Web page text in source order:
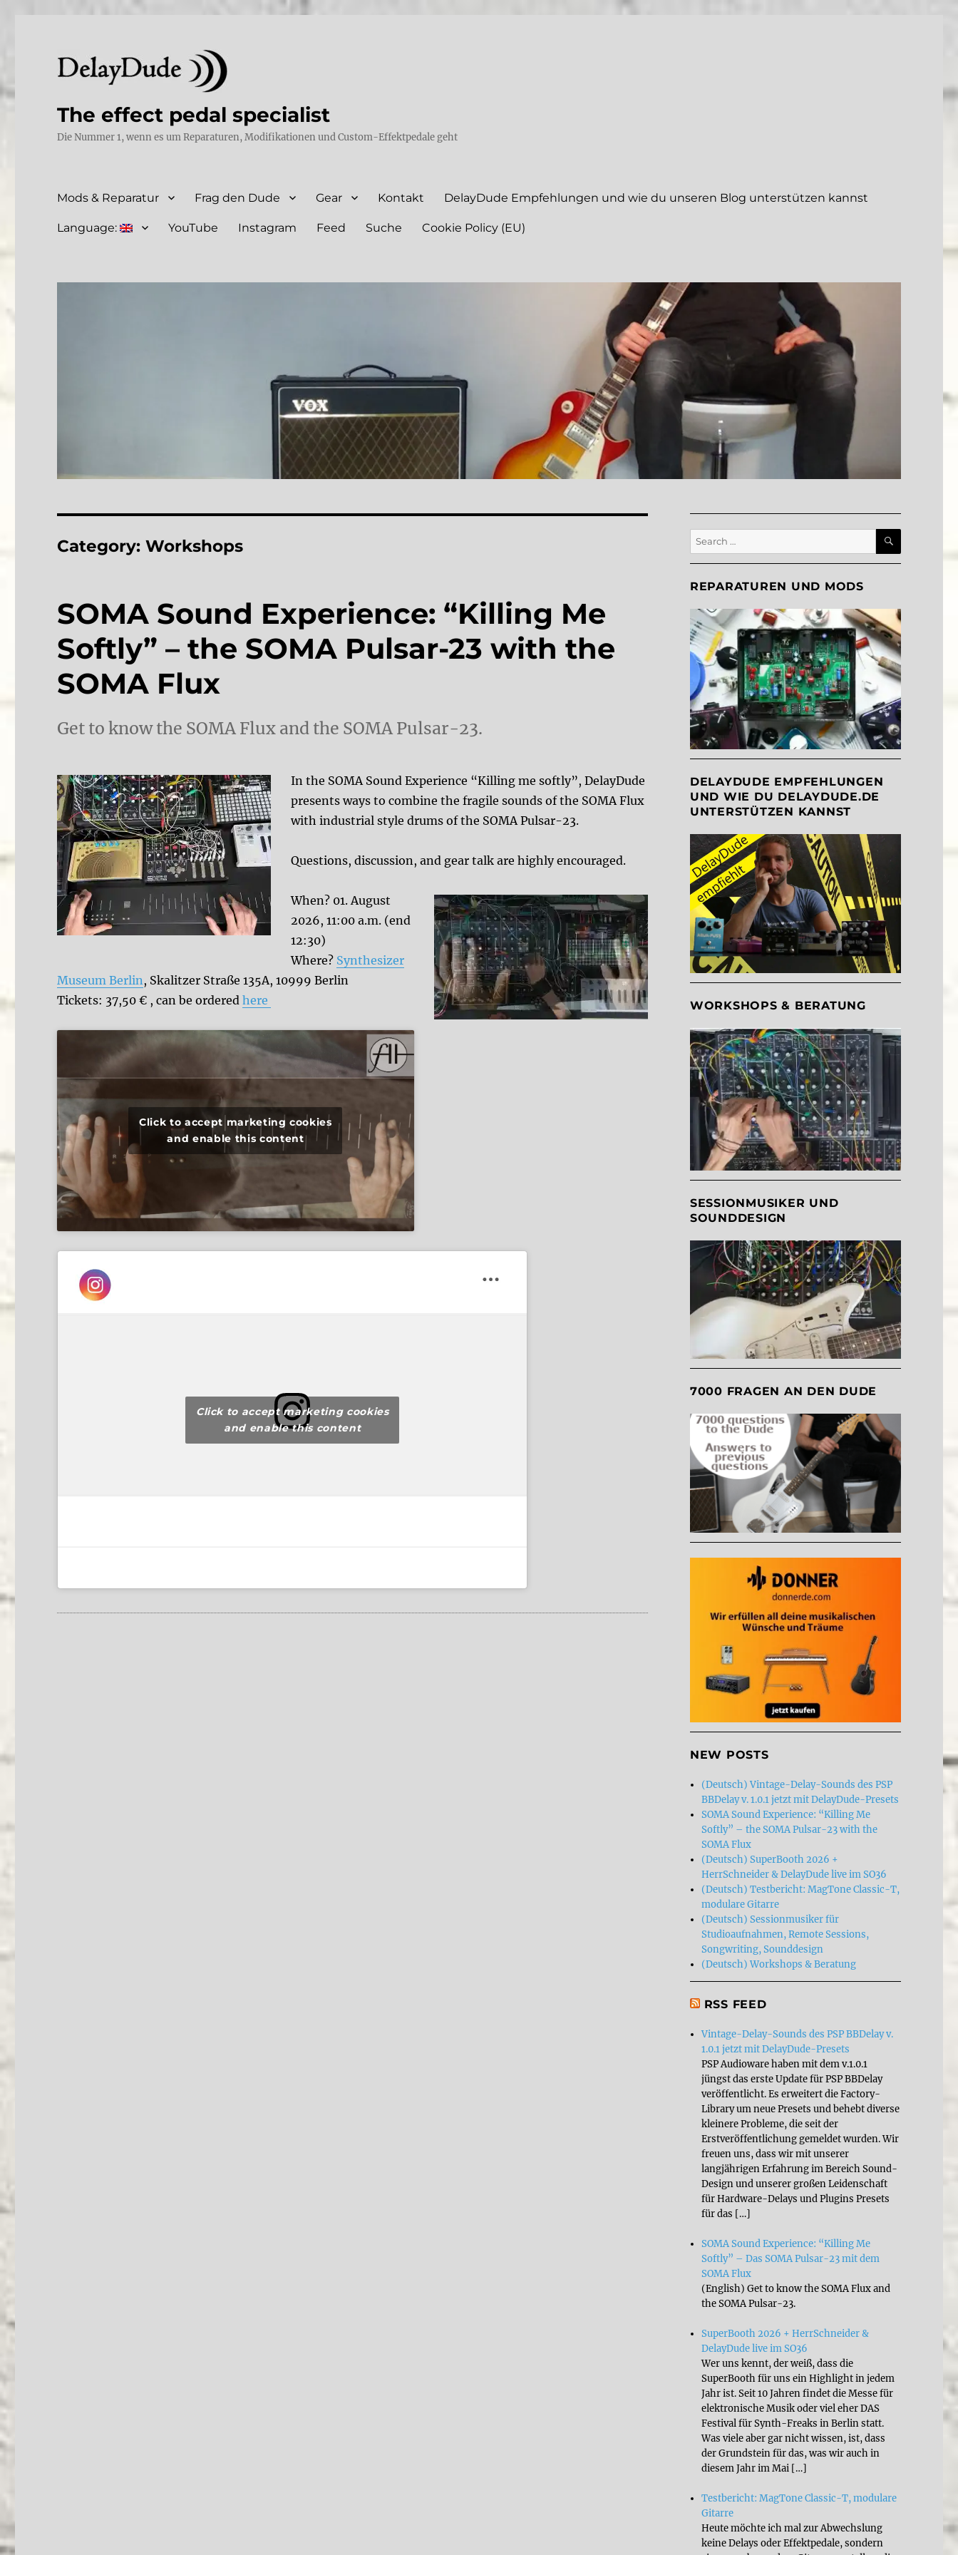
The effect pedal specialist
Die Nummer 1, wenn es um Reparaturen, Modifikationen und Custom-Effektpedale geht
Mods & Reparatur Frag den Dude Gear Kontakt DelayDude Empfehlungen und wie du unseren Blog unterstützen kannst
Language: YouTube Instagram Feed Suche Cookie Policy (EU)
Category:Workshops
SOMA Sound Experience: “Killing Me
Softly” – the SOMA Pulsar-23 with the
SOMA Flux
Get to know the SOMA Flux and the SOMA Pulsar-23.
In the SOMA Sound Experience “Killing me softly”, DelayDude
presents ways to combine the fragile sounds of the SOMA Flux
with industrial style drums of the SOMA Pulsar-23.
Questions, discussion, and gear talk are highly encouraged.
When? 01. August
2026, 11:00 a.m. (end
12:30)
Where? Synthesizer
Museum Berlin, Skalitzer Straße 135A, 10999 Berlin
Tickets: 37,50 € , can be orderedhere
Click to accept marketing cookies
and enable this content
Click to accept marketing cookies
and enable this content
Search
for:
SEARCH
REPARATUREN UND MODS
DELAYDUDE EMPFEHLUNGEN
UND WIE DU DELAYDUDE.DE
UNTERSTÜTZEN KANNST
WORKSHOPS & BERATUNG
SESSIONMUSIKER UND
SOUNDDESIGN
7000 FRAGEN AN DEN DUDE
NEW POSTS
(Deutsch) Vintage-Delay-Sounds des PSP
BBDelay v. 1.0.1 jetzt mit DelayDude-Presets
SOMA Sound Experience: “Killing Me
Softly” – the SOMA Pulsar-23 with the
SOMA Flux
(Deutsch) SuperBooth 2026 +
HerrSchneider & DelayDude live im SO36
(Deutsch) Testbericht: MagTone Classic-T,
modulare Gitarre
(Deutsch) Sessionmusiker für
Studioaufnahmen, Remote Sessions,
Songwriting, Sounddesign
(Deutsch) Workshops & Beratung
RSS FEED
Vintage-Delay-Sounds des PSP BBDelay v.
1.0.1 jetzt mit DelayDude-Presets
PSP Audioware haben mit dem v.1.0.1
jüngst das erste Update für PSP BBDelay
veröffentlicht. Es erweitert die Factory-
Library um neue Presets und behebt diverse
kleinere Probleme, die seit der
Erstveröffentlichung gemeldet wurden. Wir
freuen uns, dass wir mit unserer
langjährigen Erfahrung im Bereich Sound-
Design und unserer großen Leidenschaft
für Hardware-Delays und Plugins Presets
für das […]
SOMA Sound Experience: “Killing Me
Softly” – Das SOMA Pulsar-23 mit dem
SOMA Flux
(English) Get to know the SOMA Flux and
the SOMA Pulsar-23.
SuperBooth 2026 + HerrSchneider &
DelayDude live im SO36
Wer uns kennt, der weiß, dass die
SuperBooth für uns ein Highlight in jedem
Jahr ist. Seit 10 Jahren findet die Messe für
elektronische Musik oder viel eher DAS
Festival für Synth-Freaks in Berlin statt.
Was viele aber gar nicht wissen, ist, dass
der Grundstein für das, was wir auch in
diesem Jahr im Mai […]
Testbericht: MagTone Classic-T, modulare
Gitarre
Heute möchte ich mal zur Abwechslung
keine Delays oder Effektpedale, sondern